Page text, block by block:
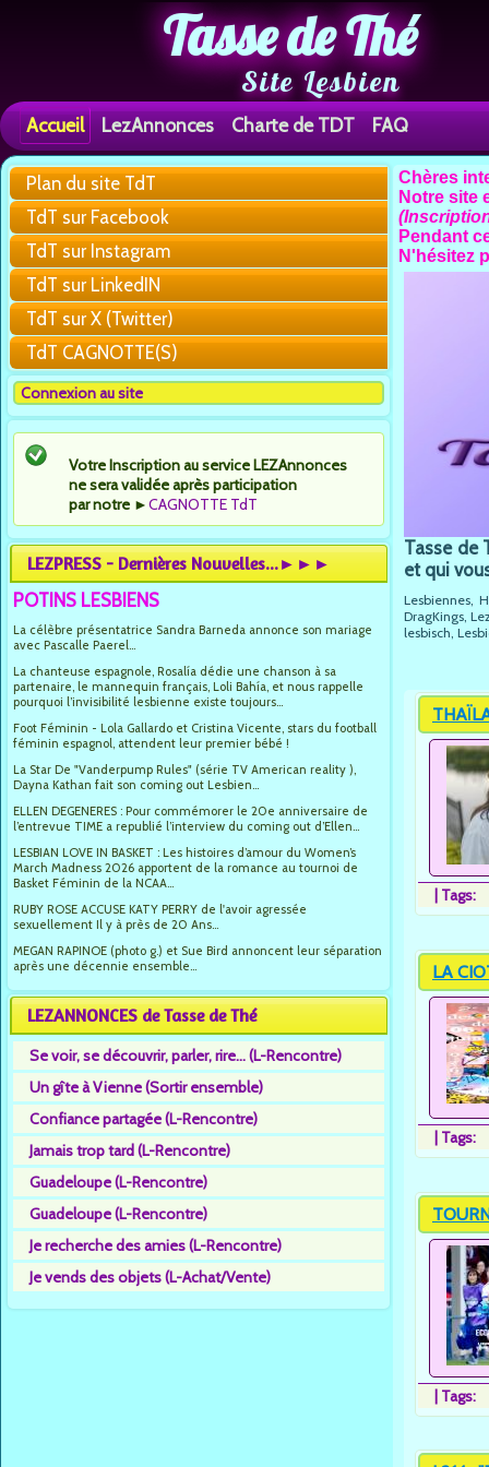
Tasse de Thé
Site Lesbien
Accueil LezAnnonces Charte de TDT FAQ
Plan du site TdT
TdT sur Facebook
TdT sur Instagram
TdT sur LinkedIN
TdT sur X (Twitter)
TdT CAGNOTTE(S)
Connexion au site
Votre Inscription au service LEZAnnonces
ne sera validée après participation
par notre ►CAGNOTTE TdT
LEZPRESS - Dernières Nouvelles...►►►
POTINS LESBIENS
La célèbre présentatrice Sandra Barneda annonce son mariage
avec Pascalle Paerel...
La chanteuse espagnole, Rosalía dédie une chanson à sa
partenaire, le mannequin français, Loli Bahía, et nous rappelle
pourquoi l’invisibilité lesbienne existe toujours...
Foot Féminin - Lola Gallardo et Cristina Vicente, stars du football
féminin espagnol, attendent leur premier bébé !
La Star De "Vanderpump Rules" (série TV American reality ),
Dayna Kathan fait son coming out Lesbien...
ELLEN DEGENERES : Pour commémorer le 20e anniversaire de
l’entrevue TIME a republié l’interview du coming out d’Ellen...
LESBIAN LOVE IN BASKET : Les histoires d’amour du Women’s
March Madness 2026 apportent de la romance au tournoi de
Basket Féminin de la NCAA...
RUBY ROSE ACCUSE KATY PERRY de l'avoir agressée
sexuellement Il y à près de 20 Ans...
MEGAN RAPINOE (photo g.) et Sue Bird annoncent leur séparation
après une décennie ensemble...
LEZANNONCES de Tasse de Thé
Se voir, se découvrir, parler, rire... (L-Rencontre)
Un gîte à Vienne (Sortir ensemble)
Confiance partagée (L-Rencontre)
Jamais trop tard (L-Rencontre)
Guadeloupe (L-Rencontre)
Guadeloupe (L-Rencontre)
Je recherche des amies (L-Rencontre)
Je vends des objets (L-Achat/Vente)
Chères
Notre site
Pendant
N'hésitez
Tasse de
et qui
Lesbiennes,
DragKings,
lesbisch,
| Tags:
LA
| Tags:
| Tags: